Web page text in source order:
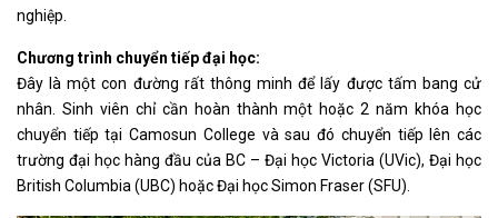
nghiệp.
Chương trình chuyển tiếp đại học:
Đây là một con đường rất thông minh để lấy được tấm bang cử
nhân. Sinh viên chỉ cần hoàn thành một hoặc 2 năm khóa học
chuyển tiếp tại Camosun College và sau đó chuyển tiếp lên các
trường đại học hàng đầu của BC – Đại học Victoria (UVic), Đại học
British Columbia (UBC) hoặc Đại học Simon Fraser (SFU).